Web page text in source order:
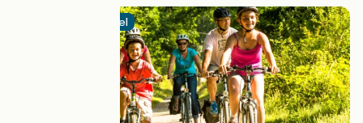
Itinéraire officiel